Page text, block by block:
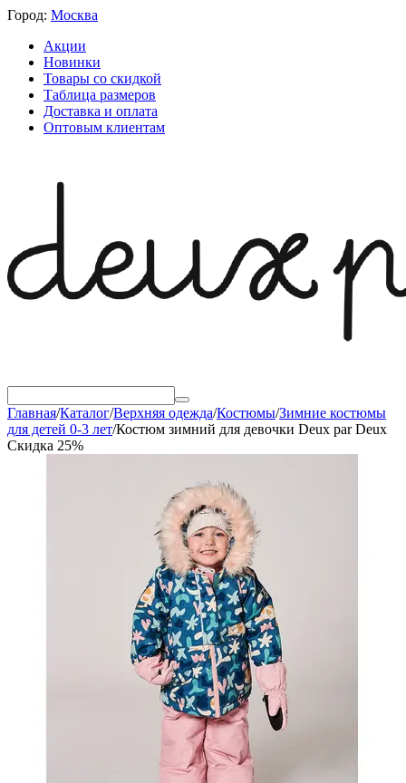
Город: Москва
Акции
Новинки
Товары со скидкой
Таблица размеров
Доставка и оплата
Оптовым клиентам
Главная/Каталог/Верхняя одежда/Костюмы/Зимние костюмы
для детей 0-3 лет/Костюм зимний для девочки Deux par Deux
Скидка 25%